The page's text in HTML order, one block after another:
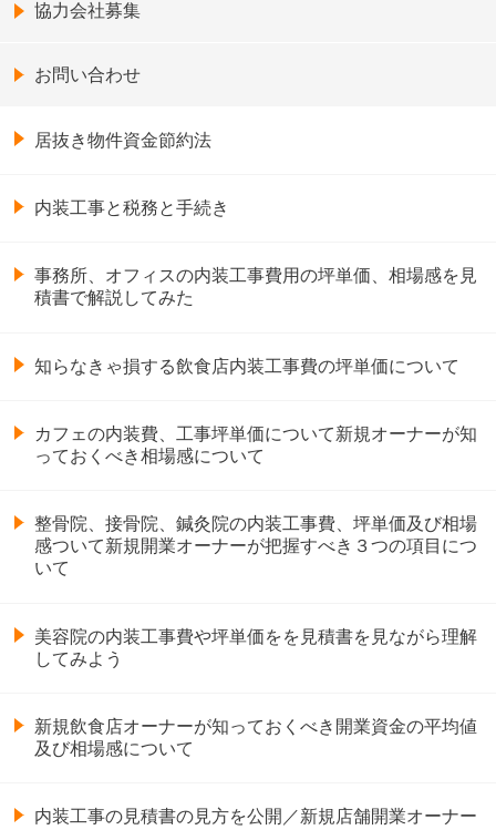
協力会社募集
お問い合わせ
居抜き物件資金節約法
内装工事と税務と手続き
事務所、オフィスの内装工事費用の坪単価、相場感を見
積書で解説してみた
知らなきゃ損する飲食店内装工事費の坪単価について
カフェの内装費、工事坪単価について新規オーナーが知
っておくべき相場感について
整骨院、接骨院、鍼灸院の内装工事費、坪単価及び相場
感ついて新規開業オーナーが把握すべき３つの項目につ
いて
美容院の内装工事費や坪単価をを見積書を見ながら理解
してみよう
新規飲食店オーナーが知っておくべき開業資金の平均値
及び相場感について
内装工事の見積書の見方を公開／新規店舗開業オーナー